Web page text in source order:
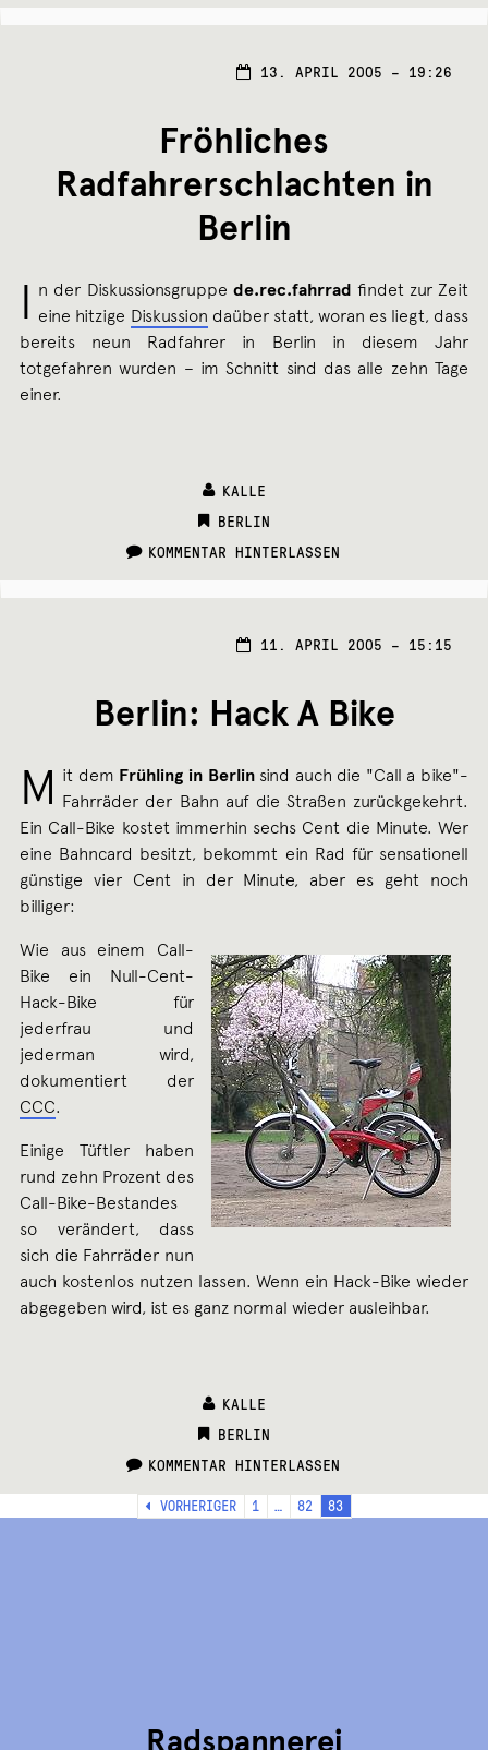
13. APRIL 2005 – 19:26
Fröhliches
Radfahrerschlachten in
Berlin
I n der Diskussionsgruppe de.rec.fahrrad findet zur Zeit
eine hitzige Diskussion daüber statt, woran es liegt, dass
bereits neun Radfahrer in Berlin in diesem Jahr
totgefahren wurden – im Schnitt sind das alle zehn Tage
einer.
KALLE
CATEGORIES:
BERLIN
KOMMENTAR HINTERLASSEN
11. APRIL 2005 – 15:15
Berlin: Hack A Bike
M it dem Frühling in Berlinsind auch die "Call a bike"-
Fahrräder der Bahn auf die Straßen zurückgekehrt.
Ein Call-Bike kostet immerhin sechs Cent die Minute. Wer
eine Bahncard besitzt, bekommt ein Rad für sensationell
günstige vier Cent in der Minute, aber es geht noch
billiger:
Wie aus einem Call-
Bike ein Null-Cent-
Hack-Bike für
jederfrau und
jederman wird,
dokumentiert der
CCC.
Einige Tüftler haben
rund zehn Prozent des
Call-Bike-Bestandes
so verändert, dass
sich die Fahrräder nun
auch kostenlos nutzen lassen. Wenn ein Hack-Bike wieder
abgegeben wird, ist es ganz normal wieder ausleihbar.
KALLE
CATEGORIES:
BERLIN
KOMMENTAR HINTERLASSEN
Seitennummerierung
VORHERIGER 1 … 82 83
Radspannerei